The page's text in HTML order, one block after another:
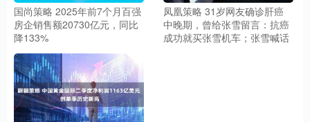
国尚策略 2025年前7个月百强
房企销售额20730亿元，同比
降133%
凤凰策略 31岁网友确诊肝癌
中晚期，曾给张雪留言：抗癌
成功就买张雪机车；张雪喊话